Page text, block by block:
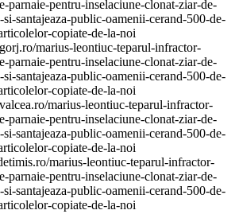
parnaie-pentru-inselaciune-clonat-ziar-de-
santajeaza-public-oamenii-cerand-500-de-
copiate-de-la-noi
marius-leontiuc-teparul-infractor-
parnaie-pentru-inselaciune-clonat-ziar-de-
santajeaza-public-oamenii-cerand-500-de-
copiate-de-la-noi
marius-leontiuc-teparul-infractor-
parnaie-pentru-inselaciune-clonat-ziar-de-
santajeaza-public-oamenii-cerand-500-de-
copiate-de-la-noi
marius-leontiuc-teparul-infractor-
parnaie-pentru-inselaciune-clonat-ziar-de-
santajeaza-public-oamenii-cerand-500-de-
copiate-de-la-noi